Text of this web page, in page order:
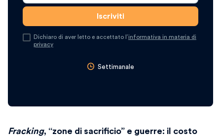
Dichiaro di aver letto e accettato l’informativa in materia di
privacy
Settimanale
Fracking, “zone di sacrificio” e guerre: il costo